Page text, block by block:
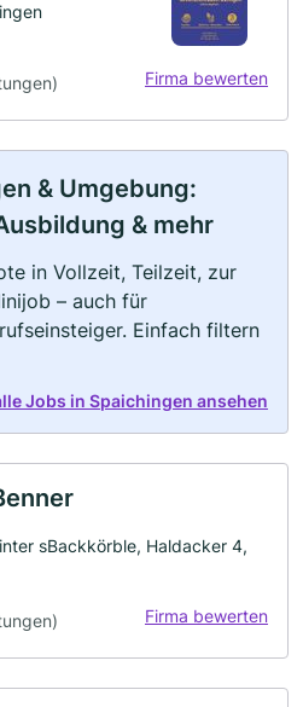
Firma bewerten
& Umgebung:
& mehr
in Vollzeit, Teilzeit, zur
– auch für
Einfach filtern
Jobs in Spaichingen ansehen
sBackkörble, Haldacker 4,
Firma bewerten